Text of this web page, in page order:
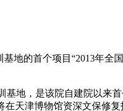
地的首个项目“2013年全
地，是该院自建院以来
天津博物馆资深文保修